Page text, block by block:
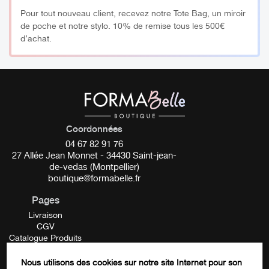
Recommandations :
Conservez à l’abri de la lumière
Découvrez l’ensemble de nos Formations en onglerie
disponibles en cliquantICI
Pour tout nouveau client, recevez notre Tote Bag, un miroir
de poche et notre stylo. 10% de remise tous les 500€
d’achat.
Coordonnées
04 67 82 91 76
27 Allée Jean Monnet - 34430 Saint-jean-
de-vedas (Montpellier)
boutique@formabelle.fr
Pages
Livraison
CGV
Catalogue Produits
Contactez-nous
Nous utilisons des cookies sur notre site Internet pour son